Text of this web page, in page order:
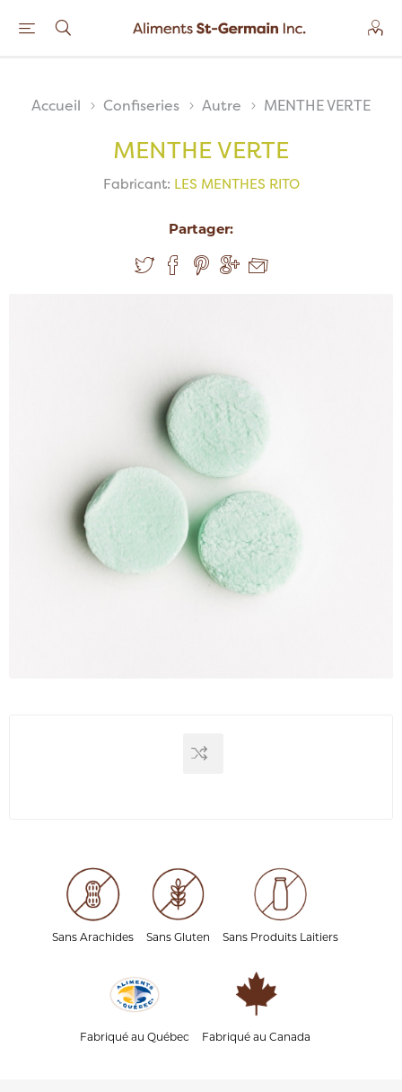
Accueil Confiseries Autre MENTHE VERTE
MENTHE VERTE
Fabricant: LES MENTHES RITO
Partager:
Sans Arachides Sans Gluten Sans Produits Laitiers
Fabriqué au Québec Fabriqué au Canada